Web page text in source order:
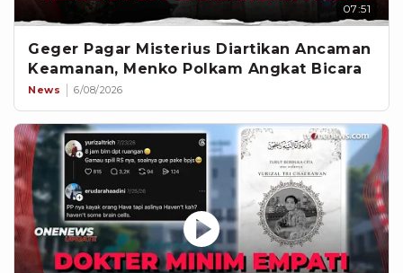
07:51
Geger Pagar Misterius Diartikan Ancaman
Keamanan, Menko Polkam Angkat Bicara
News 6/08/2026